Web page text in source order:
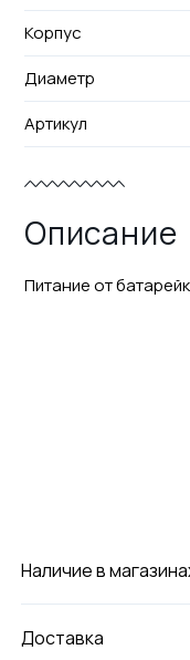
Корпус
Диаметр
Артикул
Описание
Питание от
Наличие в
Доставка